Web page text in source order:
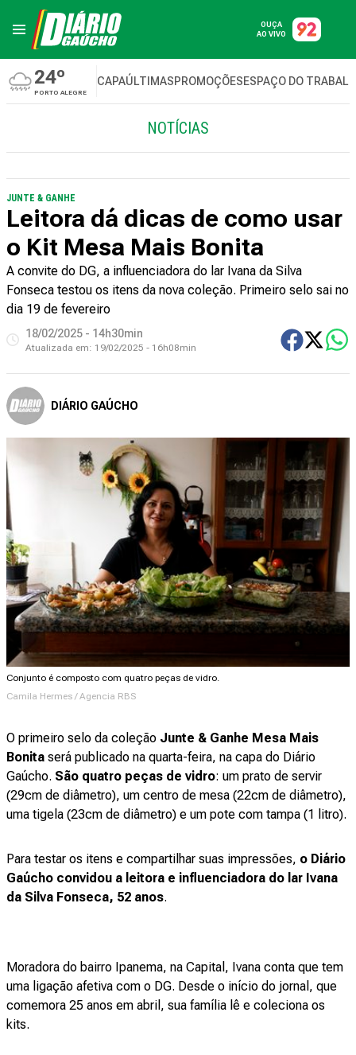
OUÇA
AO VIVO
24º
PORTO ALEGRE
CAPAÚLTIMASPROMOÇÕESESPAÇO DO
NOTÍCIAS
JUNTE & GANHE
Leitora dá dicas de como usar
o Kit Mesa Mais Bonita
A convite do DG, a influenciadora do lar Ivana da Silva
Fonseca testou os itens da nova coleção. Primeiro selo sai no
dia 19 de fevereiro
18/02/2025 - 14h30min
Atualizada em: 19/02/2025 - 16h08min
DIÁRIO GAÚCHO
Conjunto é composto com quatro peças de vidro.
Camila Hermes / Agencia RBS
O primeiro selo da coleção Junte & Ganhe Mesa Mais
Bonita será publicado na quarta-feira, na capa do Diário
Gaúcho. São quatro peças de vidro: um prato de servir
(29cm de diâmetro), um centro de mesa (22cm de diâmetro),
uma tigela (23cm de diâmetro) e um pote com tampa (1 litro).
Para testar os itens e compartilhar suas impressões, o Diário
Gaúcho convidou a leitora e influenciadora do lar Ivana
da Silva Fonseca, 52 anos.
Moradora do bairro Ipanema, na Capital, Ivana conta que tem
uma ligação afetiva com o DG. Desde o início do jornal, que
comemora 25 anos em abril, sua família lê e coleciona os
kits.